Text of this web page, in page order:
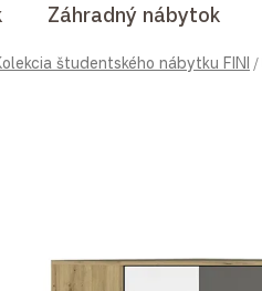
Záhradný nábytok
študentského nábytku FINI /